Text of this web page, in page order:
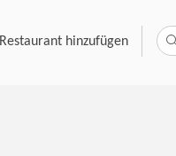
Restaurant hinzufügen